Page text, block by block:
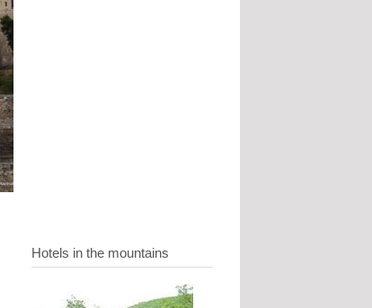
Hotels in the mountains